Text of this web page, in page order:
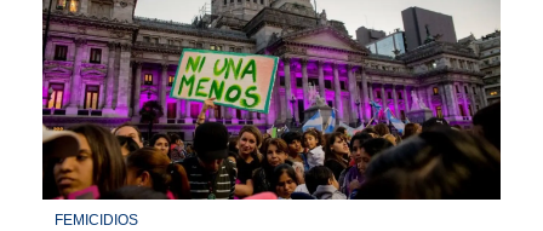
FEMICIDIOS